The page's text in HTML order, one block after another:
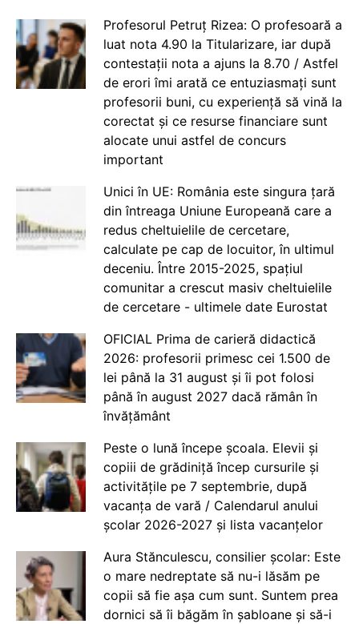
Profesorul Petruț Rizea: O profesoară a
luat nota 4.90 la Titularizare, iar după
contestații nota a ajuns la 8.70 / Astfel
de erori îmi arată ce entuziasmați sunt
profesorii buni, cu experiență să vină la
corectat și ce resurse financiare sunt
alocate unui astfel de concurs
important
Unici în UE: România este singura țară
din întreaga Uniune Europeană care a
redus cheltuielile de cercetare,
calculate pe cap de locuitor, în ultimul
deceniu. Între 2015-2025, spațiul
comunitar a crescut masiv cheltuielile
de cercetare - ultimele date Eurostat
OFICIAL Prima de carieră didactică
2026: profesorii primesc cei 1.500 de
lei până la 31 august și îi pot folosi
până în august 2027 dacă rămân în
învățământ
Peste o lună începe școala. Elevii și
copiii de grădiniță încep cursurile și
activitățile pe 7 septembrie, după
vacanța de vară / Calendarul anului
școlar 2026-2027 și lista vacanțelor
Aura Stănculescu, consilier școlar: Este
o mare nedreptate să nu-i lăsăm pe
copii să fie așa cum sunt. Suntem prea
dornici să îi băgăm în șabloane și să-i